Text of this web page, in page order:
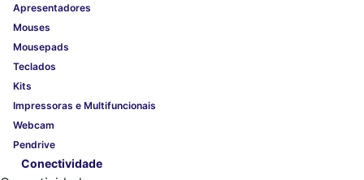
Apresentadores
Mouses
Mousepads
Teclados
Kits
Impressoras e Multifuncionais
Webcam
Pendrive
Conectividade